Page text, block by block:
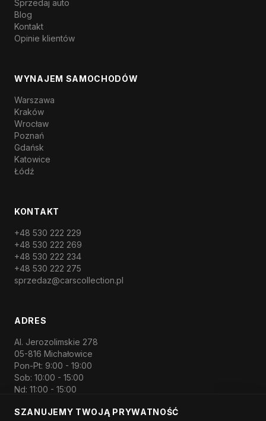
Sprzedaj auto
Blog
Kontakt
Opinie klientów
WYNAJEM SAMOCHODÓW
Warszawa
Kraków
Wrocław
Poznań
Gdańsk
Katowice
Łódź
KONTAKT
+48 530 222 229
+48 530 222 269
+48 530 222 234
+48 530 222 275
sprzedaz@carscollection.pl
ADRES
Al. Jerozolimskie 278
05-816 Michałowice
Pon-Pt: 9:00 - 19:00
Sob: 10:00 - 15:00
Nd: 11:00 - 15:00
SZANUJEMY TWOJĄ PRYWATNOŚĆ